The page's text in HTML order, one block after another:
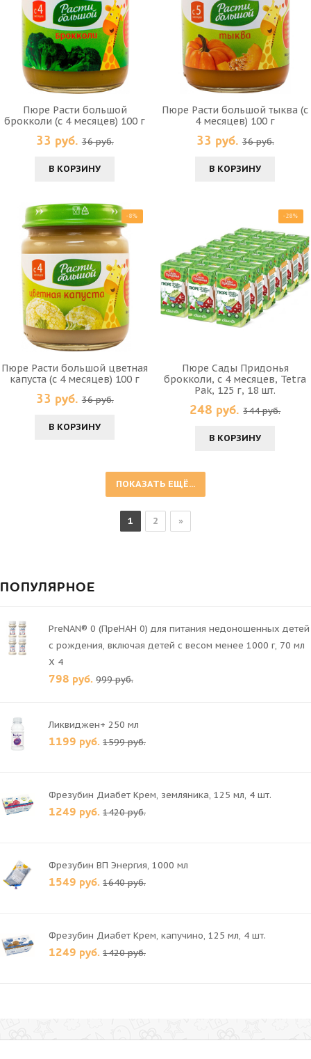
Пюре Расти большой
брокколи (с 4 месяцев) 100 г
33 руб. 36 руб.
В КОРЗИНУ
Пюре Расти большой тыква (с
4 месяцев) 100 г
33 руб. 36 руб.
В КОРЗИНУ
-8%
Пюре Расти большой цветная
капуста (с 4 месяцев) 100 г
33 руб. 36 руб.
В КОРЗИНУ
-28%
Пюре Сады Придонья
брокколи, с 4 месяцев, Tetra
Pak, 125 г, 18 шт.
248 руб. 344 руб.
В КОРЗИНУ
ПОКАЗАТЬ ЕЩЁ...
1 2 »
ПОПУЛЯРНОЕ
PreNAN® 0 (ПреНАН 0) для питания недоношенных детей
с рождения, включая детей с весом менее 1000 г, 70 мл
X 4
798 руб. 999 руб.
Ликвиджен+ 250 мл
1199 руб. 1599 руб.
Фрезубин Диабет Крем, земляника, 125 мл, 4 шт.
1249 руб. 1420 руб.
Фрезубин ВП Энергия, 1000 мл
1549 руб. 1640 руб.
Фрезубин Диабет Крем, капучино, 125 мл, 4 шт.
1249 руб. 1420 руб.